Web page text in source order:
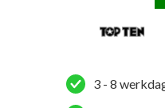
Kickboksbroekje
Competition
-
3 - 8